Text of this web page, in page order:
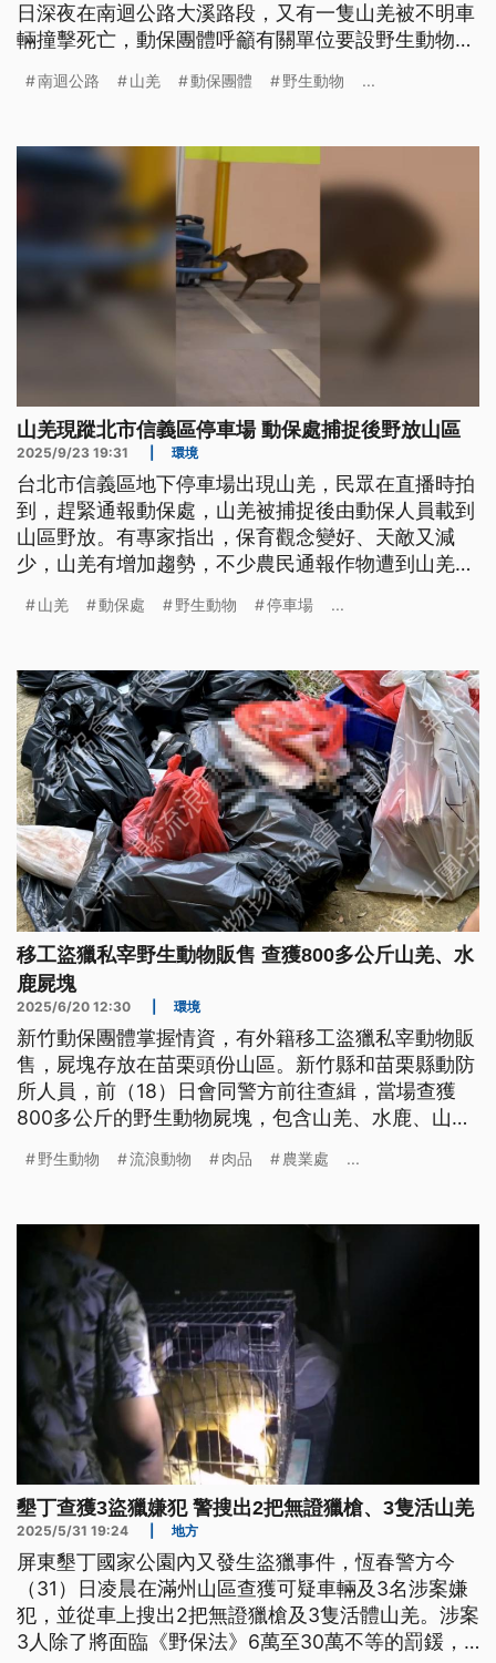
日深夜在南迴公路大溪路段，又有一隻山羌被不明車
輛撞擊死亡，動保團體呼籲有關單位要設野生動物出
生車禍。
南迴公路 山羌 動保團體 野生動物 ...
山羌現蹤北市信義區停車場 動保處捕捉後野放山區
2025/9/23 19:31 環境
台北市信義區地下停車場出現山羌，民眾在直播時拍
到，趕緊通報動保處，山羌被捕捉後由動保人員載到
山區野放。有專家指出，保育觀念變好、天敵又減
少，山羌有增加趨勢，不少農民通報作物遭到山羌破
山羌 動保處 野生動物 停車場 ...
移工盜獵私宰野生動物販售 查獲800多公斤山羌、水
鹿屍塊
2025/6/20 12:30 環境
新竹動保團體掌握情資，有外籍移工盜獵私宰動物販
售，屍塊存放在苗栗頭份山區。新竹縣和苗栗縣動防
所人員，前（18）日會同警方前往查緝，當場查獲
800多公斤的野生動物屍塊，包含山羌、水鹿、山豬
野生動物 流浪動物 肉品 農業處 ...
墾丁查獲3盜獵嫌犯 警搜出2把無證獵槍、3隻活山羌
2025/5/31 19:24 地方
屏東墾丁國家公園內又發生盜獵事件，恆春警方今
（31）日凌晨在滿州山區查獲可疑車輛及3名涉案嫌
犯，並從車上搜出2把無證獵槍及3隻活體山羌。涉案
3人除了將面臨《野保法》6萬至30萬不等的罰鍰，